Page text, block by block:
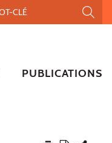
PUBLICATIONS